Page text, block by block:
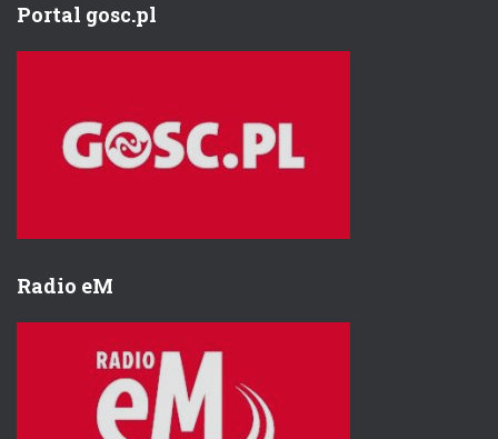
Portal gosc.pl
Radio eM